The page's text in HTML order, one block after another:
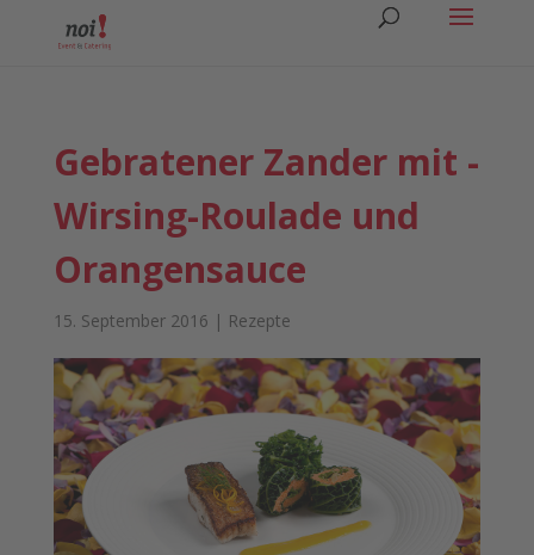
Gebratener Zander mit ­
Wirsing-Roulade und
Orangensauce
15. September 2016 | Rezepte